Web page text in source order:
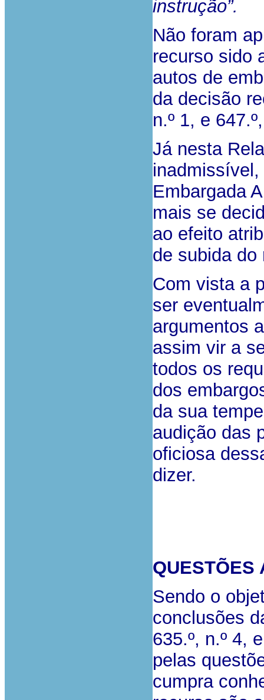
instrução”.
Não foram
recurso sido
autos de
da decisão
n.º 1, e
Já nesta
Embargada
mais se
ao efeito
de subida do
Com vista a
ser
argumentos
assim vir a
todos os
dos
da sua
audição das
oficiosa
dizer.
QUESTÕES
Sendo o
conclusões
635.º, n.º 4,
pelas
cumpra